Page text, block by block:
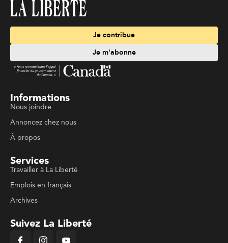
Je contribue
Je m'abonne
Informations
Nous joindre
Annoncez chez nous
À propos
Services
Travailler à La Liberté
Emplois en français
Archives
Suivez La Liberté